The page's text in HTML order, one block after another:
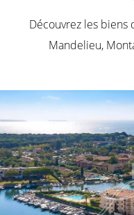
Découvrez les biens
Mandelieu,